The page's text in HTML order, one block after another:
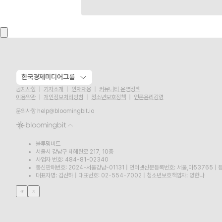
한국경제미디어그룹
공지사항 기자소개 인재채용
커뮤니티 운영정책
이용약관
개인정보처리방침 청소년보호정책
언론윤리강령
문의사항 help@bloomingbit.io
블루밍비트
서울시 강남구 테헤란로 217, 10층
사업자 번호: 484-81-02340
통신판매번호: 2024-서울강남-01131
인터넷신문등록번호: 서울,아53765
대표자명: 김산하
대표번호: 02-554-7002 청소년보호책임자: 양한나